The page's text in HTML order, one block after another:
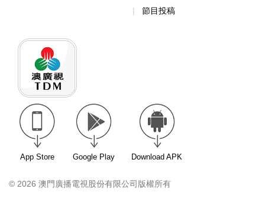
節目投稿
App Store Google Play Download APK
© 2026 澳門廣播電視股份有限公司版權所有